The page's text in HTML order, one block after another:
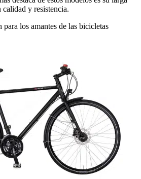
y resistencia.
los amantes de las bicicletas